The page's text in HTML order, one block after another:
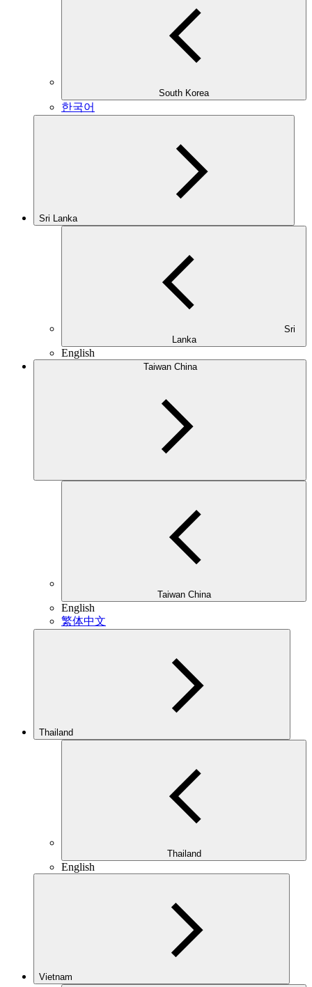
South Korea
한국어
Sri Lanka
Lanka
English
Taiwan China
Taiwan China
English
繁体中文
Thailand
Thailand
English
Vietnam